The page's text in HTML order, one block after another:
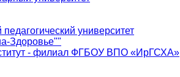
университет
Здоровье""
- филиал ФГБОУ ВПО «ИрГСХА»